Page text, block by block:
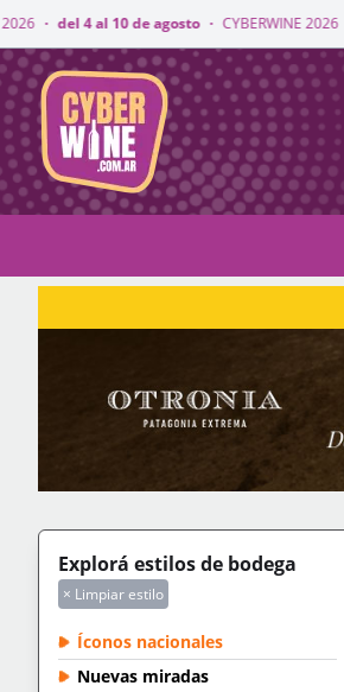
de agosto · CYBERWINE 2026 · del 4 al 10 de
CyberWine
Explorá estilos de bodega
× Limpiar estilo
Íconos nacionales
Nuevas miradas